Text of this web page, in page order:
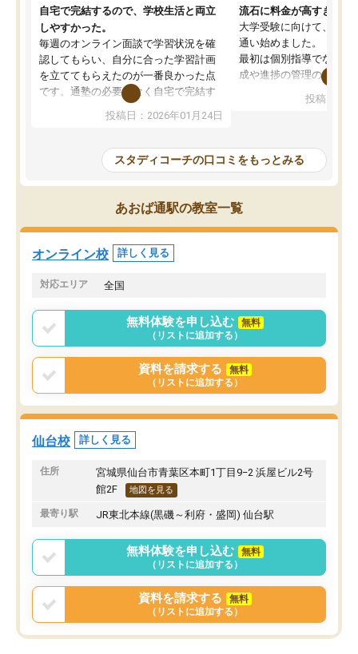
自宅で完結するので、学校生活と両立
しやすかった。
毎週のオンライン面談で学習状況を確
認してもらい、自分に合った学習計画
を立ててもらえたのが一番良かった点
です。通塾の必要がなく自宅で完結す
たです。コーチが現役大学生で相談し
安も気軽に話せました。勉強習慣が身
についたと感じています。また、チャ
ットで質問できるのも便利でした。一
人では迷いがちだった受験勉強を、最
だと思います。
投稿日：2026年01月24日
流石に料金が高すぎる
大学受験に向けて、高2
通い始めました。
最初は個別指導でなく、
成や進捗の管理のみのコ
じ個別指導コースに変更
性が良くなかったです。
モチベーションが上がら
にやめてしまいました。
追加で料金を払うことで
の方の予定が空いていな
唯一、塾内の設備だけは
で素晴らしかったです。
投稿日：
スタディコーチの口コミをもっとみる
あおば通駅の教室一覧
オンライン校 詳しく見る
対応エリア 全国
無料体験を申し込む
無料
（リストに追加する）
資料を請求する
無料
（リストに追加する）
仙台校 詳しく見る
住所
宮城県仙台市青葉区本町1丁目9−2 浜屋ビル2号
館2F
地図を見る
最寄り駅 JR東北本線(黒磯～利府・盛岡) 仙台駅
無料体験を申し込む
無料
（リストに追加する）
資料を請求する
無料
（リストに追加する）